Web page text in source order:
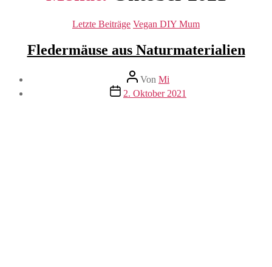
Kategorien
Letzte Beiträge Vegan DIY Mum
Fledermäuse aus Naturmaterialien
Beitragsautor
Von Mi
Beitragsdatum
2. Oktober 2021